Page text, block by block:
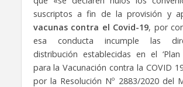
suscriptos a fin de la provisión y
vacunas contra el Covid-19, por
esa conducta incumple las
distribución establecidas en el
para la Vacunación contra la COVID
por la Resolución Nº 2883/2020 del